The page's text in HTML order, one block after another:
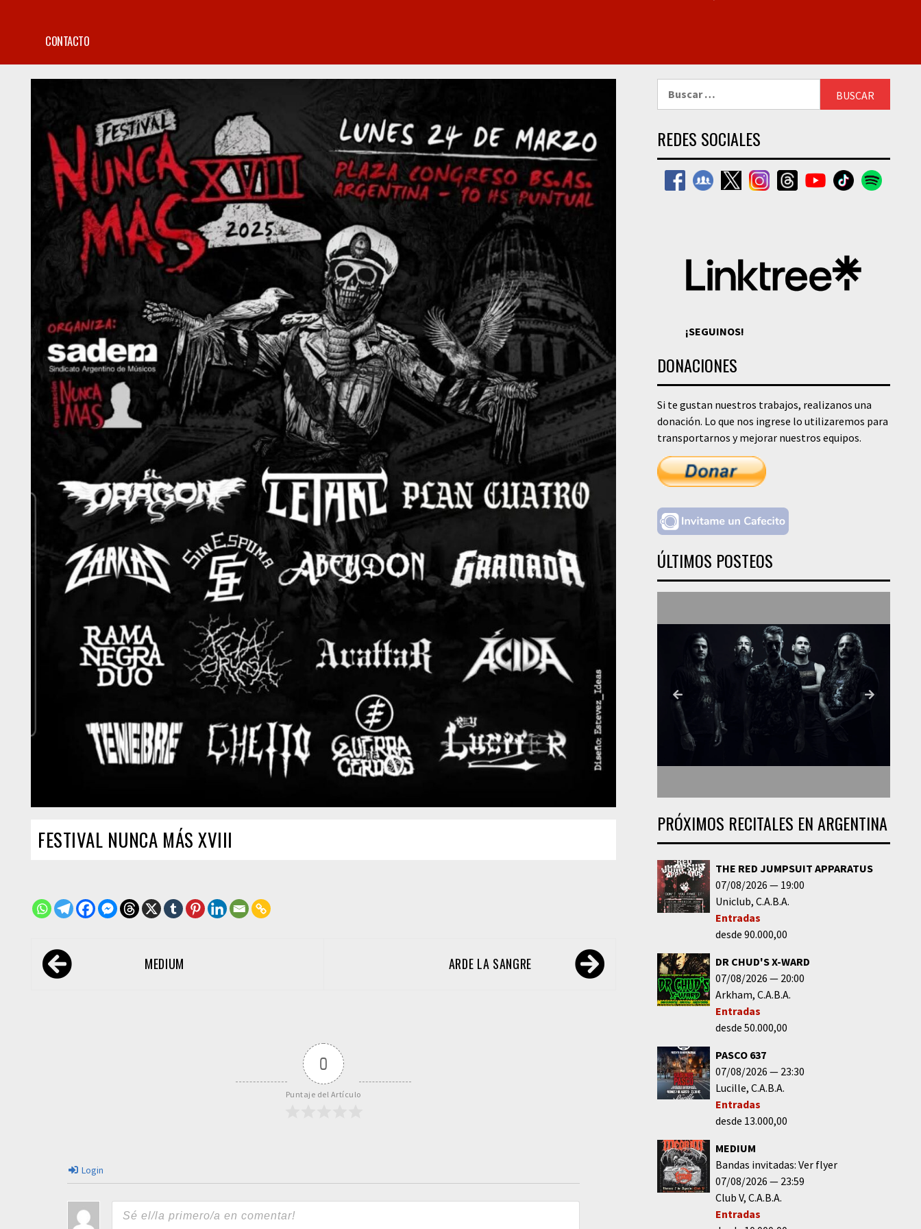
CONTACTO
FESTIVAL NUNCA MÁS XVIII
Navegación
de MEDIUM ARDE LA SANGRE
0
Puntaje del Artículo
Login
REDES SOCIALES
¡SEGUINOS!
DONACIONES
Si te gustan nuestros trabajos, realizanos una
donación. Lo que nos ingrese lo utilizaremos para
transportarnos y mejorar nuestros equipos.
ÚLTIMOS POSTEOS
PRÓXIMOS RECITALES EN ARGENTINA
THE RED JUMPSUIT APPARATUS
07/08/2026
19:00
Uniclub C.A.B.A.
Entradas
desde 90.000,00
DR CHUD'S X-WARD
07/08/2026
20:00
Arkham C.A.B.A.
Entradas
desde 50.000,00
PASCO 637
07/08/2026
23:30
Lucille C.A.B.A.
Entradas
desde 13.000,00
MEDIUM
Bandas invitadas: Ver flyer
07/08/2026
23:59
Club V C.A.B.A.
Entradas